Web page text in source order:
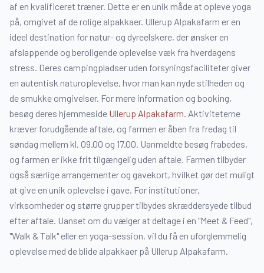
af en kvalificeret træner. Dette er en unik måde at opleve yoga
på, omgivet af de rolige alpakkaer. Ullerup Alpakafarm er en
ideel destination for natur- og dyreelskere, der ønsker en
afslappende og beroligende oplevelse væk fra hverdagens
stress. Deres campingpladser uden forsyningsfaciliteter giver
en autentisk naturoplevelse, hvor man kan nyde stilheden og
de smukke omgivelser. For mere information og booking,
besøg deres hjemmeside Ullerup Alpakafarm. Aktiviteterne
kræver forudgående aftale, og farmen er åben fra fredag til
søndag mellem kl. 09.00 og 17.00. Uanmeldte besøg frabedes,
og farmen er ikke frit tilgængelig uden aftale. Farmen tilbyder
også særlige arrangementer og gavekort, hvilket gør det muligt
at give en unik oplevelse i gave. For institutioner,
virksomheder og større grupper tilbydes skræddersyede tilbud
efter aftale. Uanset om du vælger at deltage i en "Meet & Feed",
"Walk & Talk" eller en yoga-session, vil du få en uforglemmelig
oplevelse med de blide alpakkaer på Ullerup Alpakafarm.